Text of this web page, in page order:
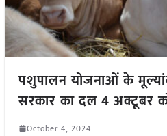
पशुपालन योजनाओं के
सरकार का दल 4 अक्टूबर
October 4, 2024